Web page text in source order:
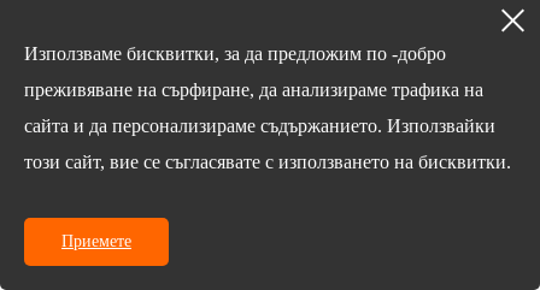
Vietnamese
Xhosa
Yiddish
Yoruba
Zulu
Turkmen
Uyghur
Използваме бисквитки, за да предложим по -добро
преживяване на сърфиране, да анализираме трафика на
сайта и да персонализираме съдържанието. Използвайки
този сайт, вие се съгласявате с използването на бисквитки.
Приемете